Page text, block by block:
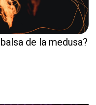
de la medusa?